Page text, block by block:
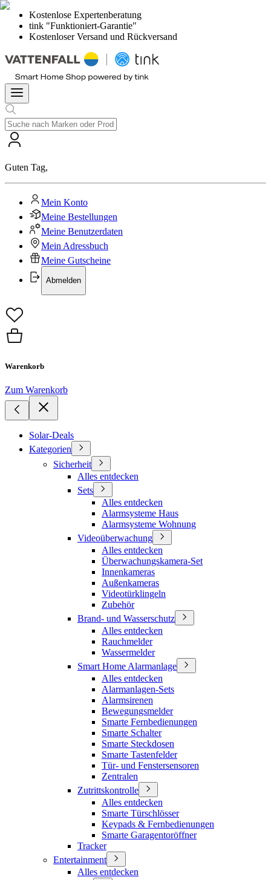
Kostenlose Expertenberatung
tink "Funktioniert-Garantie"
Kostenloser Versand und Rückversand
Guten Tag,
Mein Konto
Meine Bestellungen
Meine Benutzerdaten
Mein Adressbuch
Meine Gutscheine
Abmelden
Warenkorb
Zum Warenkorb
Solar-Deals
Kategorien
Sicherheit
Alles entdecken
Sets
Alles entdecken
Alarmsysteme Haus
Alarmsysteme Wohnung
Videoüberwachung
Alles entdecken
Überwachungskamera-Set
Innenkameras
Außenkameras
Videotürklingeln
Zubehör
Brand- und Wasserschutz
Alles entdecken
Rauchmelder
Wassermelder
Smart Home Alarmanlage
Alles entdecken
Alarmanlagen-Sets
Alarmsirenen
Bewegungsmelder
Smarte Fernbedienungen
Smarte Schalter
Smarte Steckdosen
Smarte Tastenfelder
Tür- und Fenstersensoren
Zentralen
Zutrittskontrolle
Alles entdecken
Smarte Türschlösser
Keypads & Fernbedienungen
Smarte Garagentoröffner
Tracker
Entertainment
Alles entdecken